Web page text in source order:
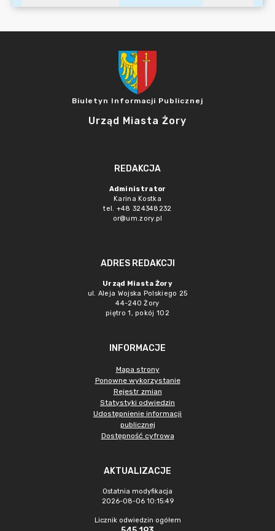
Biuletyn Informacji Publicznej
Urząd Miasta Żory
REDAKCJA
Administrator
Karina Kostka
tel. +48 324348232
or@um.zory.pl
ADRES REDAKCJI
Urząd Miasta Żory
ul. Aleja Wojska Polskiego 25
44-240 Żory
piętro 1, pokój 102
INFORMACJE
Mapa strony
Ponowne wykorzystanie
Rejestr zmian
Statystyki odwiedzin
Udostępnienie informacji
publicznej
Dostępność cyfrowa
AKTUALIZACJE
Ostatnia modyfikacja
2026-08-06 10:15:49
Licznik odwiedzin ogółem